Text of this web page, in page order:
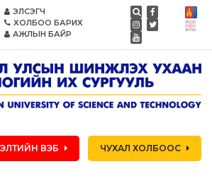
ЭЛСЭГЧ
ХОЛБОО БАРИХ
АЖЛЫН БАЙР
ВЭБ ЧУХАЛ ХОЛБООС